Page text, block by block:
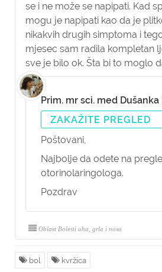
se i ne može se napipati. Kad
mogu je napipati kao da je
nikakvih drugih simptoma i
mjesec sam radila kompletan
sve je bilo ok. Šta bi to moglo
Prim. mr sci. med
ZAKAŽITE PREGLED
Poštovani,
Najbolje da odete na
otorinolaringologa.
Pozdrav
Oblast Bolesti uha, grla i nosa
bol kvržica